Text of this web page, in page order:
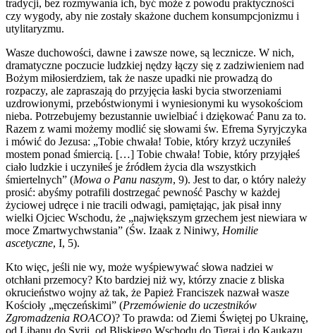
tradycji, bez rozmywania ich, być może z powodu praktyczności
czy wygody, aby nie zostały skażone duchem konsumpcjonizmu i
utylitaryzmu.
Wasze duchowości, dawne i zawsze nowe, są lecznicze. W nich,
dramatyczne poczucie ludzkiej nędzy łączy się z zadziwieniem nad
Bożym miłosierdziem, tak że nasze upadki nie prowadzą do
rozpaczy, ale zapraszają do przyjęcia łaski bycia stworzeniami
uzdrowionymi, przebóstwionymi i wyniesionymi ku wysokościom
nieba. Potrzebujemy bezustannie uwielbiać i dziękować Panu za to.
Razem z wami możemy modlić się słowami św. Efrema Syryjczyka
i mówić do Jezusa: „Tobie chwała! Tobie, który krzyż uczyniłeś
mostem ponad śmiercią. […] Tobie chwała! Tobie, który przyjąłeś
ciało ludzkie i uczyniłeś je źródłem życia dla wszystkich
śmiertelnych” (Mowa o Panu naszym, 9). Jest to dar, o który należy
prosić: abyśmy potrafili dostrzegać pewność Paschy w każdej
życiowej udręce i nie tracili odwagi, pamiętając, jak pisał inny
wielki Ojciec Wschodu, że „największym grzechem jest niewiara w
moce Zmartwychwstania” (Św. Izaak z Niniwy, Homilie
ascetyczne, I, 5).
Kto więc, jeśli nie wy, może wyśpiewywać słowa nadziei w
otchłani przemocy? Kto bardziej niż wy, którzy znacie z bliska
okrucieństwo wojny aż tak, że Papież Franciszek nazwał wasze
Kościoły „męczeńskimi” (Przemówienie do uczestników
Zgromadzenia ROACO)? To prawda: od Ziemi Świętej po Ukrainę,
od Libanu do Syrii, od Bliskiego Wschodu do Tigraj i do Kaukazu